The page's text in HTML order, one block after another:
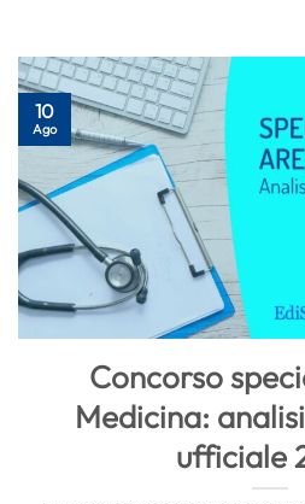
Concorso
Medicina:
ufficiale
10
Ago